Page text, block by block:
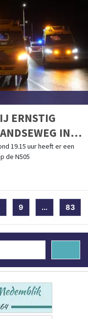
ERNSTIG
IN
19.15 uur heeft er een
de N505
9 ... 83